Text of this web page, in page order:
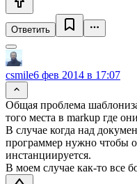
Ответить
csmile6 фев 2014 в 17:07
Общая проблема
того места в markup где
В случае когда над
программер нужно чтобы
инстанциируется.
В моем случае как-то все